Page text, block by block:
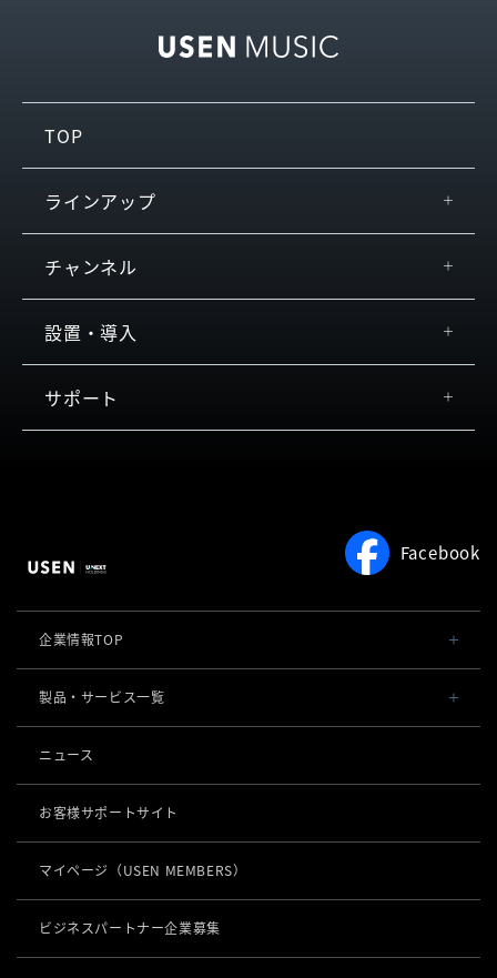
TOP
ラインアップ
by JOYSOUND
USEN MUSIC
USEN MUSIC PRX／Enterprise
チャンネル
店内放送
設置・導入
サポート
サービスをご利用中の方
Facebook
企業情報TOP
会社概要・役員一覧
社長メッセージ
事業所一覧
店舗DX
製品・サービス一覧
POSレジ 他
USENセルフレジ
USENレジTAB STORE
オーダーシステム
USEN ハンディ
USEN Mobile Order
キャッシュレス決済
USEN PAY
USEN PAY
ロボティクス
KettyBot Pro（配膳）
導入事例
ニュース
お客様サポートサイト
マイページ （USEN MEMBERS）
ビジネスパートナー企業募集